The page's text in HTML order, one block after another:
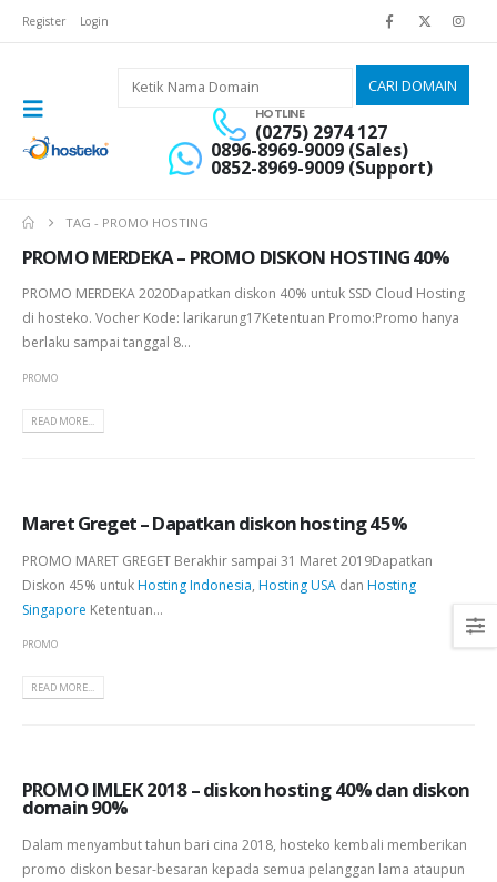
Register Login
HOTLINE
(0275) 2974 127
0896-8969-9009 (Sales)
0852-8969-9009 (Support)
TAG - PROMO HOSTING
PROMO MERDEKA – PROMO DISKON HOSTING 40%
PROMO MERDEKA 2020Dapatkan diskon 40% untuk SSD Cloud Hosting
di hosteko. Vocher Kode: larikarung17Ketentuan Promo:Promo hanya
berlaku sampai tanggal 8...
PROMO
READ MORE...
Maret Greget – Dapatkan diskon hosting 45%
PROMO MARET GREGET Berakhir sampai 31 Maret 2019Dapatkan
Diskon 45% untukHosting Indonesia, Hosting USA dan Hosting
Singapore Ketentuan...
PROMO
READ MORE...
PROMO IMLEK 2018 – diskon hosting 40% dan diskon
domain 90%
Dalam menyambut tahun bari cina 2018, hosteko kembali memberikan
promo diskon besar-besaran kepada semua pelanggan lama ataupun